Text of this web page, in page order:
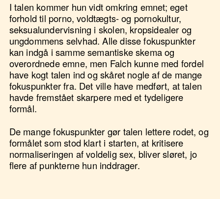
I talen kommer hun vidt omkring emnet; eget
forhold til porno, voldtægts- og pornokultur,
seksualundervisning i skolen, kropsidealer og
ungdommens selvhad. Alle disse fokuspunkter
kan indgå i samme semantiske skema og
overordnede emne, men Falch kunne med fordel
have kogt talen ind og skåret nogle af de mange
fokuspunkter fra. Det ville have medført, at talen
havde fremstået skarpere med et tydeligere
formål.
De mange fokuspunkter gør talen lettere rodet, og
formålet som stod klart i starten, at kritisere
normaliseringen af voldelig sex, bliver sløret, jo
flere af punkterne hun inddrager.